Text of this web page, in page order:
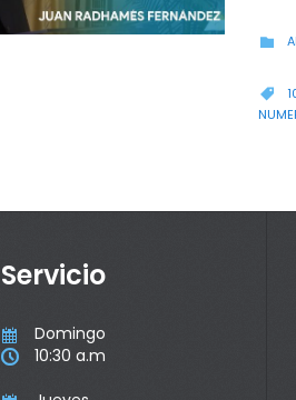


Servicio
 Domingo
 10:30 a.m